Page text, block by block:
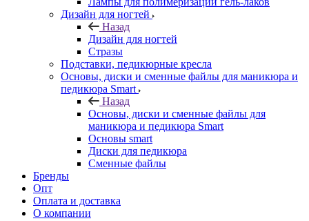
Дизайн для ногтей
Назад
Дизайн для ногтей
Стразы
Подставки, педикюрные кресла
Основы, диски и сменные файлы для маникюра и
педикюра Smart
Назад
Основы, диски и сменные файлы для
маникюра и педикюра Smart
Основы smart
Диски для педикюра
Сменные файлы
Бренды
Опт
Оплата и доставка
О компании